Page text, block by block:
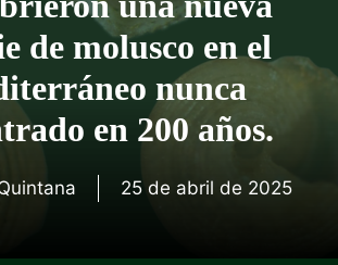
de molusco en el
nunca
en 200 años.
25 de abril de 2025